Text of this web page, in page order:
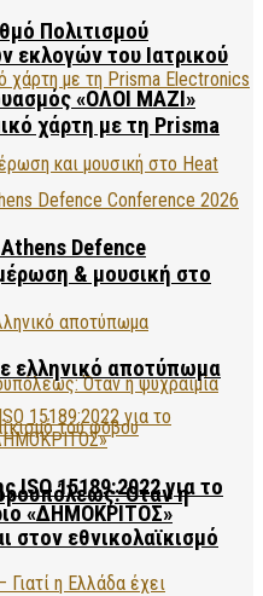
εκλογών του Ιατρικού
«ΟΛΟΙ ΜΑΖΙ»
& μουσική στο
Όταν η
στον εθνικολαϊκισμό
Πολιτισμού
χάρτη με τη Prisma
Defence
ελληνικό αποτύπωμα
ISO 15189:2022 για το
«ΔΗΜΟΚΡΙΤΟΣ»